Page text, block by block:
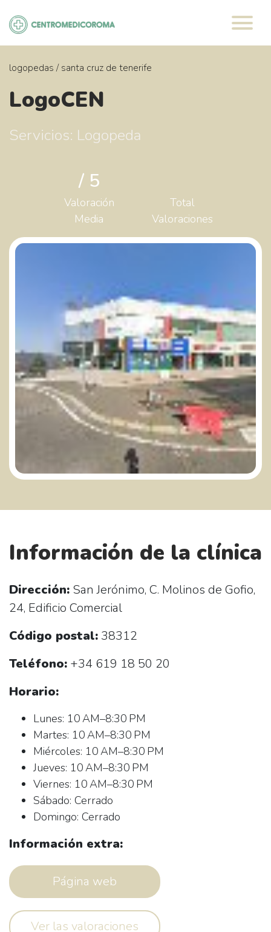
contenido
logopedas / santa cruz de tenerife
LogoCEN
Servicios: Logopeda
/ 5
Valoración
Media
Total
Valoraciones
Información de la clínica
Dirección: San Jerónimo, C. Molinos de Gofio,
24, Edificio Comercial
Código postal: 38312
Teléfono: +34 619 18 50 20
Horario:
Lunes: 10 AM–8:30 PM
Martes: 10 AM–8:30 PM
Miércoles: 10 AM–8:30 PM
Jueves: 10 AM–8:30 PM
Viernes: 10 AM–8:30 PM
Sábado: Cerrado
Domingo: Cerrado
Información extra:
Página web
Ver las valoraciones